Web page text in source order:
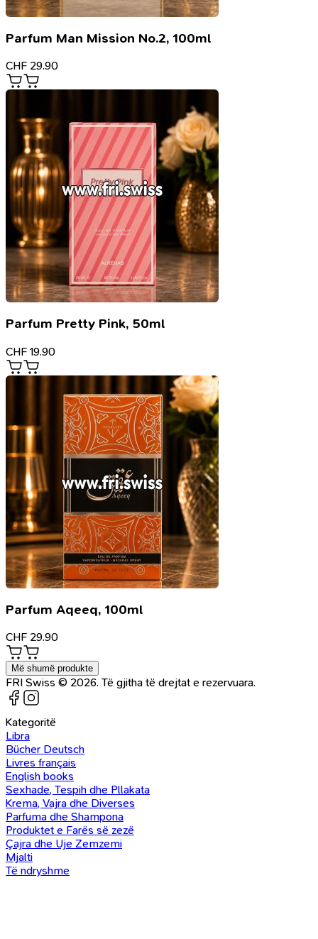
Parfum Man Mission No.2, 100ml
CHF 29.90
Parfum Pretty Pink, 50ml
CHF 19.90
Parfum Aqeeq, 100ml
CHF 29.90
Më shumë produkte
FRI Swiss © 2026. Të gjitha të drejtat e rezervuara.
Kategoritë
Libra
Bücher Deutsch
Livres français
English books
Sexhade, Tespih dhe Pllakata
Krema, Vajra dhe Diverses
Parfuma dhe Shampona
Produktet e Farës së zezë
Çajra dhe Uje Zemzemi
Mjalti
Të ndryshme